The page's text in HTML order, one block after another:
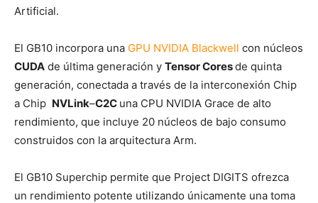
Artificial.
El GB10 incorpora una GPU NVIDIA Blackwell con núcleos
CUDA de última generación y Tensor Coresde quinta
generación, conectada a través de la interconexión Chip
a Chip NVLink–C2C una CPU NVIDIA Grace de alto
rendimiento, que incluye 20 núcleos de bajo consumo
construidos con la arquitectura Arm.
El GB10 Superchip permite que Project DIGITS ofrezca
un rendimiento potente utilizando únicamente una toma